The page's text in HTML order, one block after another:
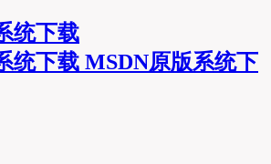
MSDN原版系统下